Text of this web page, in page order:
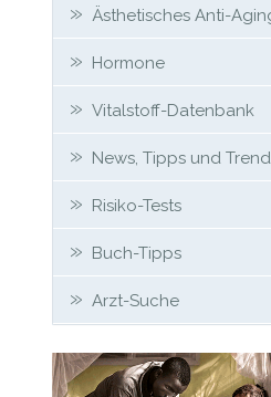
Ästhetisches Anti-
Hormone
Vitalstoff-Datenbank
News, Tipps und
Risiko-Tests
Buch-Tipps
Arzt-Suche